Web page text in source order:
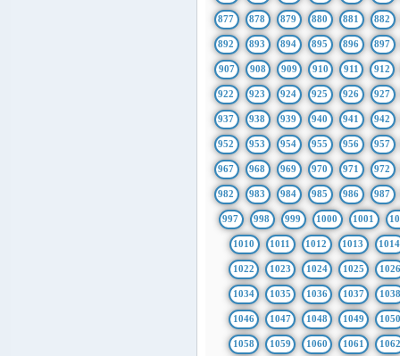
877 878 879 880 881 882
892 893 894 895 896 897
907 908 909 910 911 912
922 923 924 925 926 927
937 938 939 940 941 942
952 953 954 955 956 957
967 968 969 970 971 972
982 983 984 985 986 987
997 998 999 1000 1001
1010 1011 1012 1013 1014
1022 1023 1024 1025 1026
1034 1035 1036 1037 1038
1046 1047 1048 1049 1050
1058 1059 1060 1061 1062